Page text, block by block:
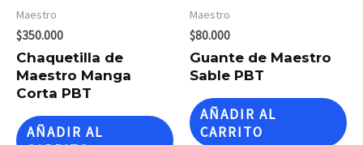
Maestro
$350.000
Chaquetilla de
Maestro Manga
Corta PBT
AÑADIR AL
Maestro
$80.000
Guante de Maestro
Sable PBT
AÑADIR AL
CARRITO